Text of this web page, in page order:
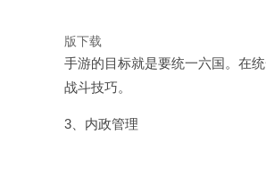
手游的目标就是要统一六国。在
战斗技巧。
3、内政管理